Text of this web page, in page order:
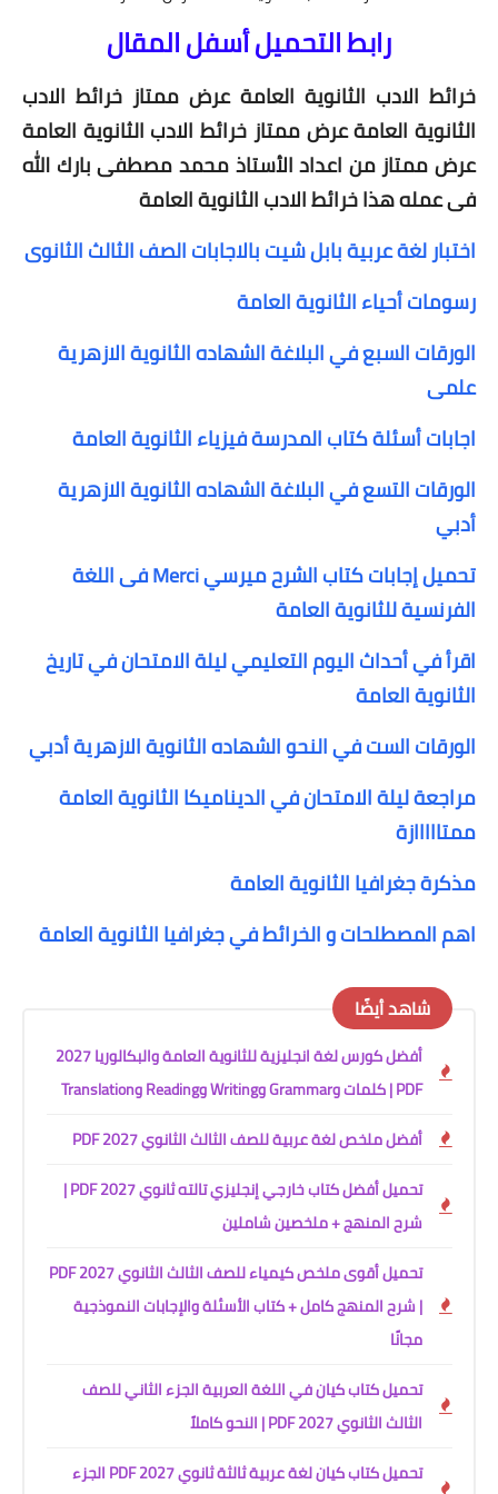
رابط التحميل أسفل المقال
خرائط الادب الثانوية العامة عرض ممتاز خرائط الادب
الثانوية العامة عرض ممتاز خرائط الادب الثانوية العامة
عرض ممتاز من اعداد الأستاذ محمد مصطفى بارك الله
فى عمله هذا خرائط الادب الثانوية العامة
اختبار لغة عربية بابل شيت بالاجابات الصف الثالث الثانوى
رسومات أحياء الثانوية العامة
الورقات السبع في البلاغة الشهاده الثانوية الازهرية
علمى
اجابات أسئلة كتاب المدرسة فيزياء الثانوية العامة
الورقات التسع في البلاغة الشهاده الثانوية الازهرية
أدبي
تحميل إجابات كتاب الشرح ميرسي Merci فى اللغة
الفرنسية للثانوية العامة
اقرأ في أحداث اليوم التعليمي ليلة الامتحان في تاريخ
الثانوية العامة
الورقات الست في النحو الشهاده الثانوية الازهرية أدبي
مراجعة ليلة الامتحان في الديناميكا الثانوية العامة
ممتااااازة
مذكرة جغرافيا الثانوية العامة
اهم المصطلحات و الخرائط في جغرافيا الثانوية العامة
شاهد أيضًا
أفضل كورس لغة انجليزية للثانوية العامة والبكالوريا 2027
PDF | كلمات وGrammar وWriting وReading وTranslation
أفضل ملخص لغة عربية للصف الثالث الثانوي 2027 PDF
تحميل أفضل كتاب خارجي إنجليزي تالته ثانوي 2027 PDF |
شرح المنهج + ملخصين شاملين
تحميل أقوى ملخص كيمياء للصف الثالث الثانوي 2027 PDF
| شرح المنهج كامل + كتاب الأسئلة والإجابات النموذجية
مجانًا
تحميل كتاب كيان في اللغة العربية الجزء الثاني للصف
الثالث الثانوي 2027 PDF | النحو كاملاً
تحميل كتاب كيان لغة عربية ثالثة ثانوي 2027 PDF الجزء